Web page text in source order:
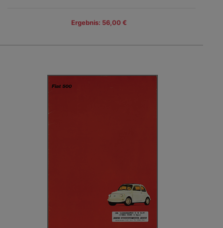
Ergebnis: 56,00 €